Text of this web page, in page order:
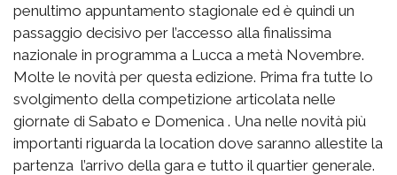
penultimo appuntamento stagionale ed è quindi un
passaggio decisivo per l’accesso alla finalissima
nazionale in programma a Lucca a metà Novembre.
Molte le novità per questa edizione. Prima fra tutte lo
svolgimento della competizione articolata nelle
giornate di Sabato e Domenica . Una nelle novità più
importanti riguarda la location dove saranno allestite la
partenza l’arrivo della gara e tutto il quartier generale.